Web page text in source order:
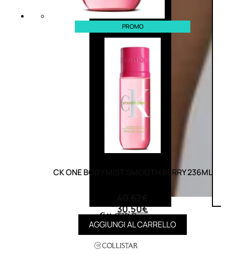
PROMO
CK ONE BODY MIST SMOOTH BERRY 236ML
30,50€
AGGIUNGI AL CARRELLO